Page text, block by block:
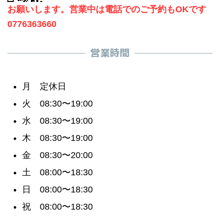
お願いします。営業中は電話でのご予約もOKです
0776363660
営業時間
月 定休日
火 08:30〜19:00
水 08:30〜19:00
木 08:30〜19:00
金 08:30〜20:00
土 08:00〜18:30
日 08:00〜18:30
祝 08:00〜18:30